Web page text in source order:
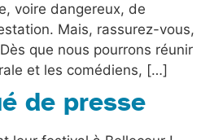
voire dangereux, de
Mais, rassurez-vous,
que nous pourrons réunir
et les comédiens, […]
de presse